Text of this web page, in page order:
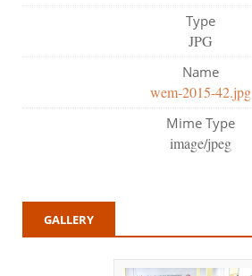
Type
JPG
Name
wem-2015-42.jpg
Mime Type
image/jpeg
GALLERY